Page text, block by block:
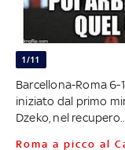
1/11
Barcellona-Roma 6-
iniziato dal primo
Dzeko, nel
Roma a picco al Camp Nou: Barça spietato, finisce